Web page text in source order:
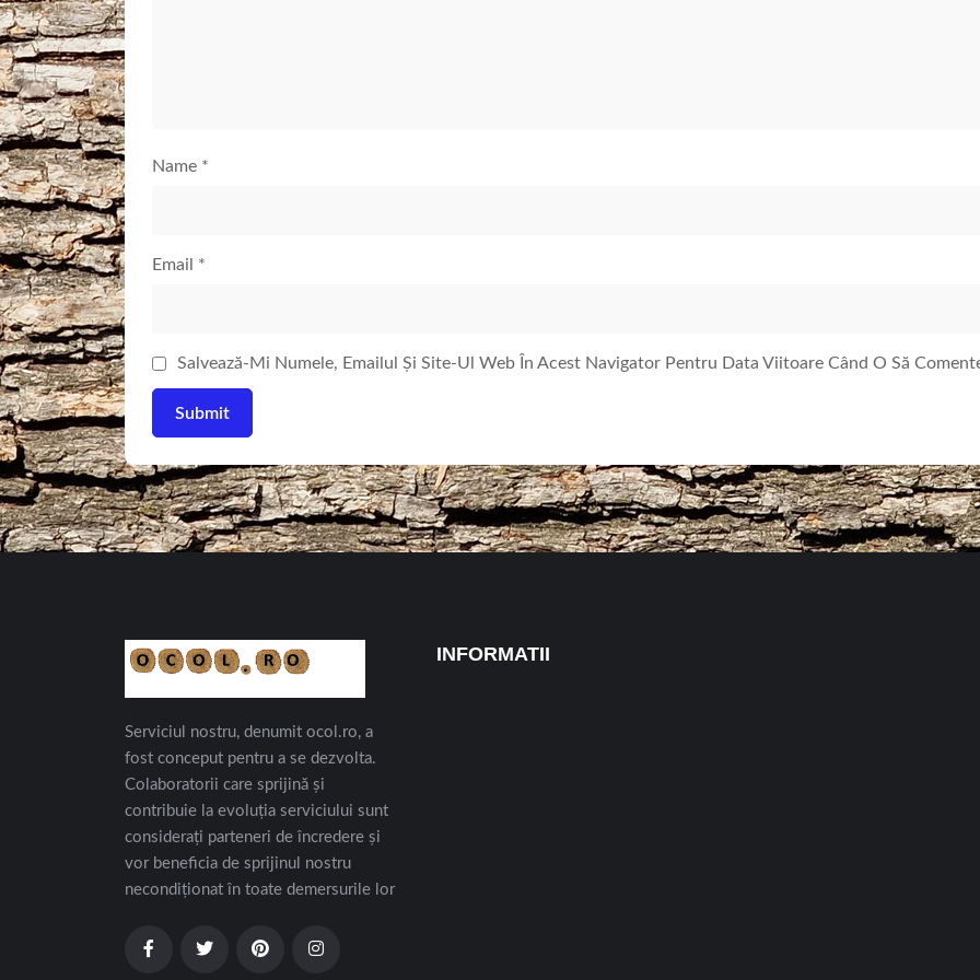
Name *
Email *
Salvează-Mi Numele, Emailul Și Site-Ul Web În Acest Navigator Pentru Data Viitoare Când O Să
Serviciul nostru, denumit ocol.ro, a
fost conceput pentru a se dezvolta.
Colaboratorii care sprijină și
contribuie la evoluția serviciului sunt
considerați parteneri de încredere și
vor beneficia de sprijinul nostru
necondiționat în toate demersurile lor
INFORMATII